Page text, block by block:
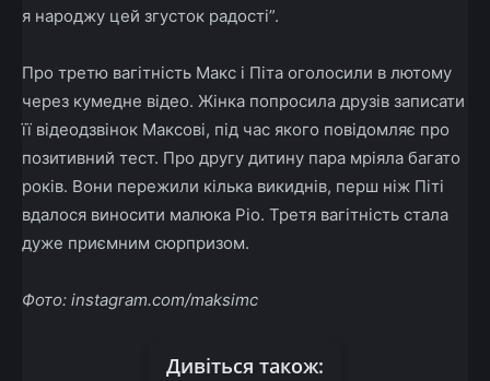
я народжу цей згусток радості”.
Про третю вагітність Макс і Піта оголосили в лютому
через кумедне відео. Жінка попросила друзів записати
її відеодзвінок Максові, під час якого повідомляє про
позитивний тест. Про другу дитину пара мріяла багато
років. Вони пережили кілька викиднів, перш ніж Піті
вдалося виносити малюка Ріо. Третя вагітність стала
дуже приємним сюрпризом.
Фото: instagram.com/maksimc
Дивіться також: